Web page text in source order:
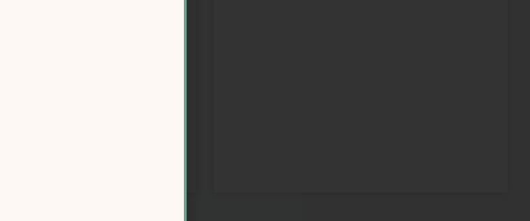
✅ תכנני מראש את הארוחות
✅ בחרי חכם במסעדות
✅ שמרי על פעילות גופנית –
✅ אל תרגישי אשמה אם נהנית
📌 סוף השבוע לא חייב להיות
שלך. ברגע שתלמדי לשלב איזון